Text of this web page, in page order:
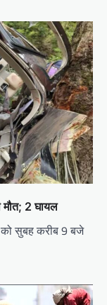
मौत; 2 घायल
को सुबह करीब 9 बजे